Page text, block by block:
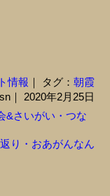
情報 ｜ タグ：朝霞
｜ 2020年2月25日
&さいがい・つな
り・おあがんなん